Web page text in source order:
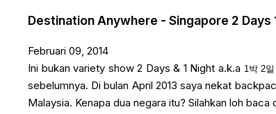
Destination Anywhere - Singapore 2 Days
Februari 09, 2014
Ini bukan variety show 2 Days & 1 Night a.k.a 1박 2
sebelumnya. Di bulan April 2013 saya nekat
Malaysia. Kenapa dua negara itu? Silahkan loh baca